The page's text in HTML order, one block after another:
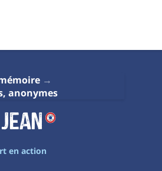
anonymes
en action